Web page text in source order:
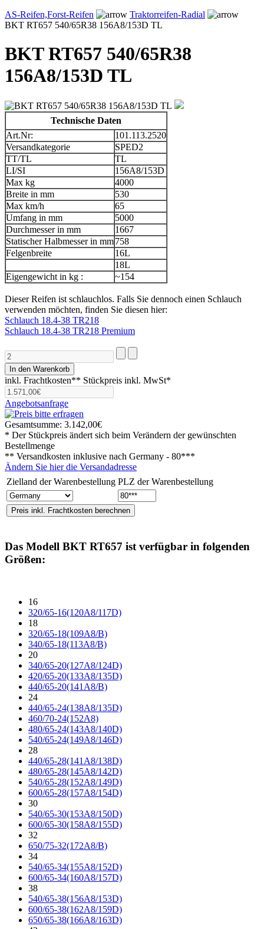
AS-Reifen,Forst-Reifen
Traktorreifen-Radial
BKT RT657 540/65R38 156A8/153D TL
BKT RT657 540/65R38
156A8/153D TL
Technische Daten
Art.Nr:
101.113.2520
Versandkategorie
SPED2
TT/TL
TL
LI/SI
156A8/153D
Max kg
4000
Breite in mm
530
Max km/h
65
Umfang in mm
5000
Durchmesser in mm
1667
Statischer Halbmesser in mm758
Felgenbreite
16L
18L
Eigengewicht in kg :
~154
Dieser Reifen ist schlauchlos. Falls Sie dennoch einen Schlauch
verwenden möchten, finden Sie diesen hier:
Schlauch 18.4-38 TR218
Schlauch 18.4-38 TR218 Premium
inkl. Frachtkosten** Stückpreis inkl. MwSt*
Angebotsanfrage
Gesamtsumme: 3.142,00€
* Der Stückpreis ändert sich beim Verändern der gewünschten
Bestellmenge
** Versandkosten inklusive nach Germany - 80***
Ändern Sie hier die Versandadresse
Zielland der Warenbestellung PLZ der Warenbestellung
Das Modell BKT RT657 ist verfügbar in folgenden
Größen:
16
320/65-16(120A8/117D)
18
320/65-18(109A8/B)
340/65-18(113A8/B)
20
340/65-20(127A8/124D)
420/65-20(133A8/135D)
440/65-20(141A8/B)
24
440/65-24(138A8/135D)
460/70-24(152A8)
480/65-24(143A8/140D)
540/65-24(149A8/146D)
28
440/65-28(141A8/138D)
480/65-28(145A8/142D)
540/65-28(152A8/149D)
600/65-28(157A8/154D)
30
540/65-30(153A8/150D)
600/65-30(158A8/155D)
32
650/75-32(172A8/B)
34
540/65-34(155A8/152D)
600/65-34(160A8/157D)
38
540/65-38(156A8/153D)
600/65-38(162A8/159D)
650/65-38(166A8/163D)